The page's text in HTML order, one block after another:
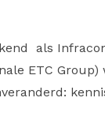
als
ETC Group)